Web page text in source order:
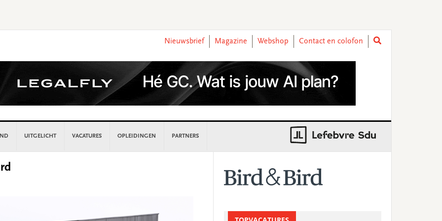
Nieuwsbrief
Magazine Webshop Contact en colofon
UITGELICHT VACATURES OPLEIDINGEN PARTNERS
Sidebar